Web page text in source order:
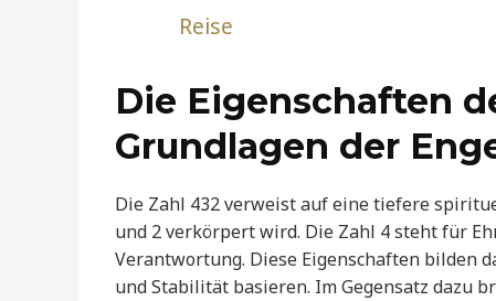
Reise
Die Eigenschaften
Grundlagen der
Die Zahl 432 verweist auf eine tiefere
und 2 verkörpert wird. Die Zahl 4 steht für
Verantwortung. Diese Eigenschaften bilden
und Stabilität basieren. Im Gegensatz dazu